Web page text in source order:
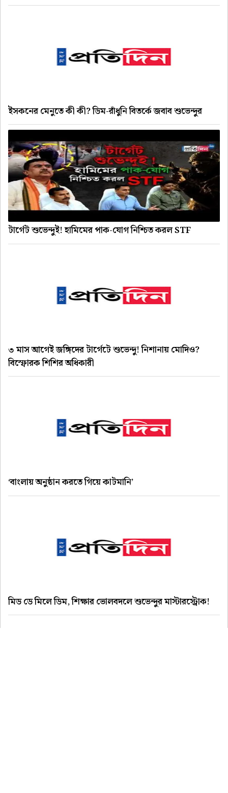
ইসকনের মেনুতে কী কী? ডিম-রাঁধুনি বিতর্কে জবাব শুভেন্দুর
টার্গেট শুভেন্দুই! হামিমের পাক-যোগ নিশ্চিত করল STF
৩ মাস আগেই জঙ্গিদের টার্গেটে শুভেন্দু! নিশানায় মোদিও?
বিস্ফোরক শিশির অধিকারী
‘বাংলায় অনুষ্ঠান করতে গিয়ে কাটমানি’
মিড ডে মিলে ডিম, শিক্ষার ভোলবদলে শুভেন্দুর মাস্টারস্ট্রোক!